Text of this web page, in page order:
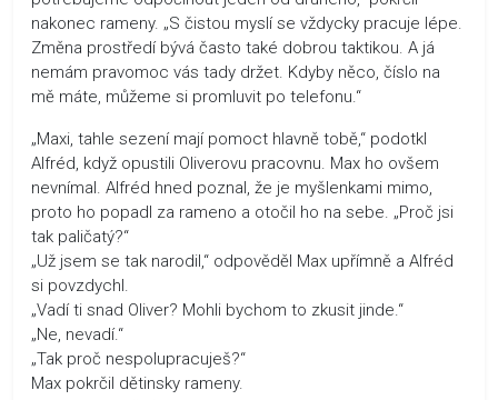
nakonec rameny. „S čistou myslí se vždycky pracuje lépe.
Změna prostředí bývá často také dobrou taktikou. A já
nemám pravomoc vás tady držet. Kdyby něco, číslo na
mě máte, můžeme si promluvit po telefonu.“
„Maxi, tahle sezení mají pomoct hlavně tobě,“ podotkl
Alfréd, když opustili Oliverovu pracovnu. Max ho ovšem
nevnímal. Alfréd hned poznal, že je myšlenkami mimo,
proto ho popadl za rameno a otočil ho na sebe. „Proč jsi
tak paličatý?“
„Už jsem se tak narodil,“ odpověděl Max upřímně a Alfréd
si povzdychl.
„Vadí ti snad Oliver? Mohli bychom to zkusit jinde.“
„Ne, nevadí.“
„Tak proč nespolupracuješ?“
Max pokrčil dětinsky rameny.